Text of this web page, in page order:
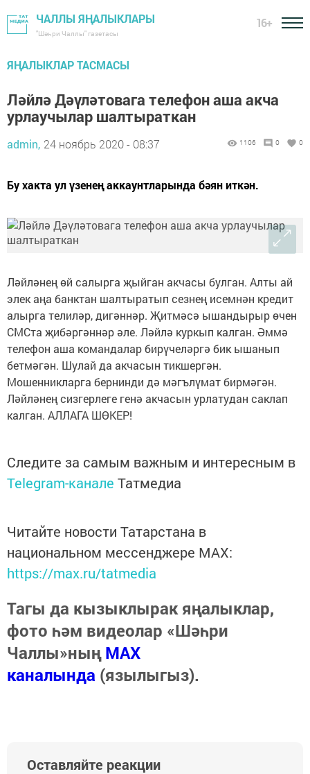
ЧАЛЛЫ ЯҢАЛЫКЛАРЫ
"Шәһри Чаллы" газетасы
16+
ЯҢАЛЫКЛАР ТАСМАСЫ
Ләйлә Дәүләтовага телефон аша акча
урлаучылар шалтыраткан
admin, 24 ноябрь 2020 - 08:37 1106 0 0
Бу хакта ул үзенең аккаунтларында бәян иткән.
Ләйләнең өй салырга җыйган акчасы булган. Алты ай
элек аңа банктан шалтыратып сезнең исемнән кредит
алырга телиләр, дигәннәр. Җитмәсә ышандырыр өчен
СМСта җибәргәннәр әле. Ләйлә куркып калган. Әммә
телефон аша командалар бирүчеләргә бик ышанып
бетмәгән. Шулай да акчасын тикшергән.
Мошенникларга бернинди дә мәгълүмат бирмәгән.
Ләйләнең сизгерлеге генә акчасын урлатудан саклап
калган. АЛЛАГА ШӨКЕР!
Следите за самым важным и интересным в
Telegram-канале Татмедиа
Читайте новости Татарстана в
национальном мессенджере MАХ:
https://max.ru/tatmedia
Тагы да кызыклырак яңалыклар,
фото һәм видеолар «Шәһри
Чаллы»ныңMAX
каналында (язылыгыз).
Оставляйте реакции